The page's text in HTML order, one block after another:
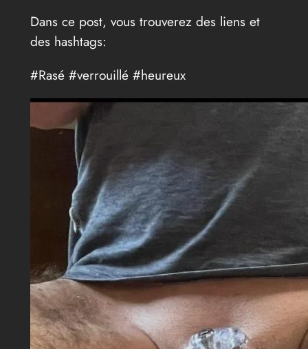
Dans ce post, vous trouverez des liens et
des hashtags:
#Rasé #verrouillé #heureux